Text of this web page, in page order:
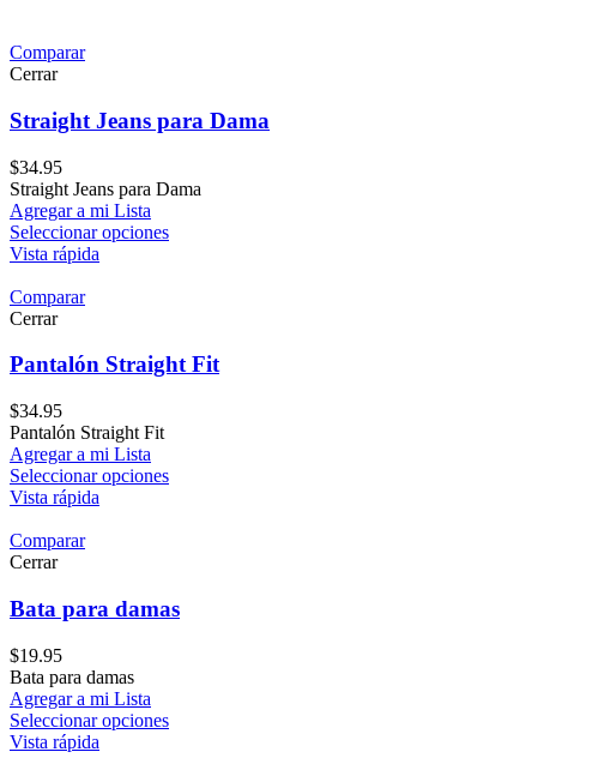
Comparar
Cerrar
Straight Jeans para Dama
$34.95
Straight Jeans para Dama
Agregar a mi Lista
Seleccionar opciones
Vista rápida
Comparar
Cerrar
Pantalón Straight Fit
$34.95
Pantalón Straight Fit
Agregar a mi Lista
Seleccionar opciones
Vista rápida
Comparar
Cerrar
Bata para damas
$19.95
Bata para damas
Agregar a mi Lista
Seleccionar opciones
Vista rápida